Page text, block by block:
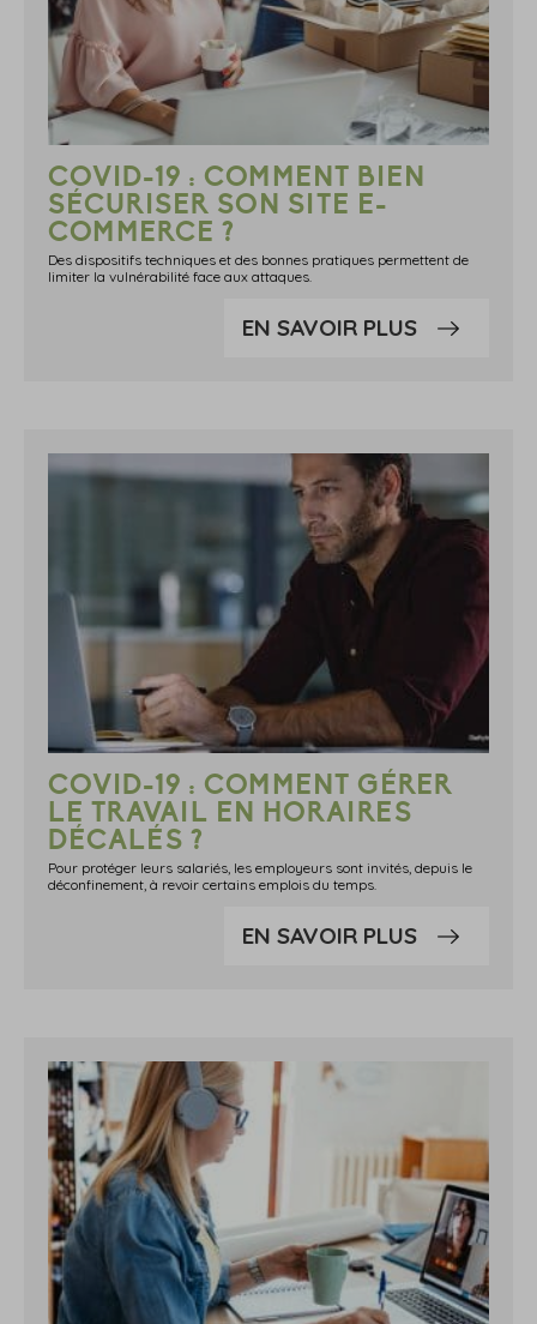
COVID-19 : COMMENT BIEN
SÉCURISER SON SITE E-
COMMERCE ?
Des dispositifs techniques et des bonnes pratiques permettent de
limiter la vulnérabilité face aux attaques.
EN SAVOIR PLUS
COVID-19 : COMMENT GÉRER
LE TRAVAIL EN HORAIRES
DÉCALÉS ?
Pour protéger leurs salariés, les employeurs sont invités, depuis le
déconfinement, à revoir certains emplois du temps.
EN SAVOIR PLUS